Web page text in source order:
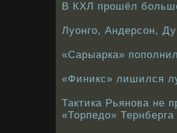
В КХЛ прошёл
Луонго, Андерсон,
«Сарыарка»
«Финикс» лишился
Тактика Рьянова не
«Торпедо» Тернберга